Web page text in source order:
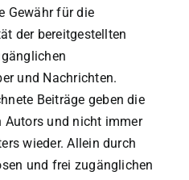
Gewähr für die
der bereitgestellten
und Nachrichten.
Beiträge geben die
Autors und nicht immer
wieder. Allein durch
und frei zugänglichen